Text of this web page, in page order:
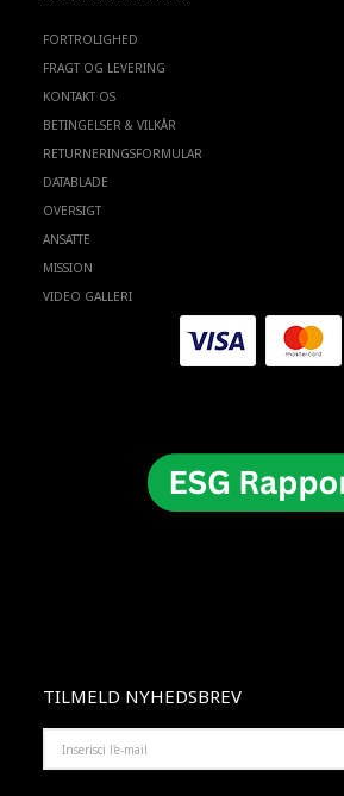
FORTROLIGHED
FRAGT OG LEVERING
KONTAKT OS
BETINGELSER & VILKÅR
RETURNERINGSFORMULAR
DATABLADE
OVERSIGT
ANSATTE
MISSION
VIDEO GALLERI
TILMELD NYHEDSBREV
MAIL